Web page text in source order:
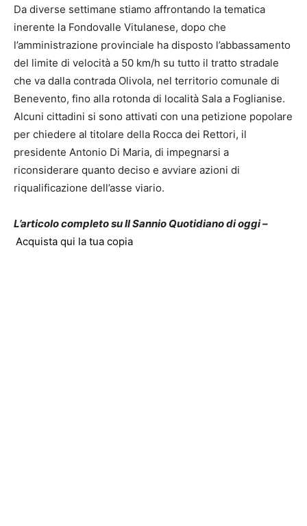
Da diverse settimane stiamo affrontando la tematica
inerente la Fondovalle Vitulanese, dopo che
l’amministrazione provinciale ha disposto l’abbassamento
del limite di velocità a 50 km/h su tutto il tratto stradale
che va dalla contrada Olivola, nel territorio comunale di
Benevento, fino alla rotonda di località Sala a Foglianise.
Alcuni cittadini si sono attivati con una petizione popolare
per chiedere al titolare della Rocca dei Rettori, il
presidente Antonio Di Maria, di impegnarsi a
riconsiderare quanto deciso e avviare azioni di
riqualificazione dell’asse viario.
L’articolo completo su Il Sannio Quotidiano di oggi –
Acquista qui la tua copia